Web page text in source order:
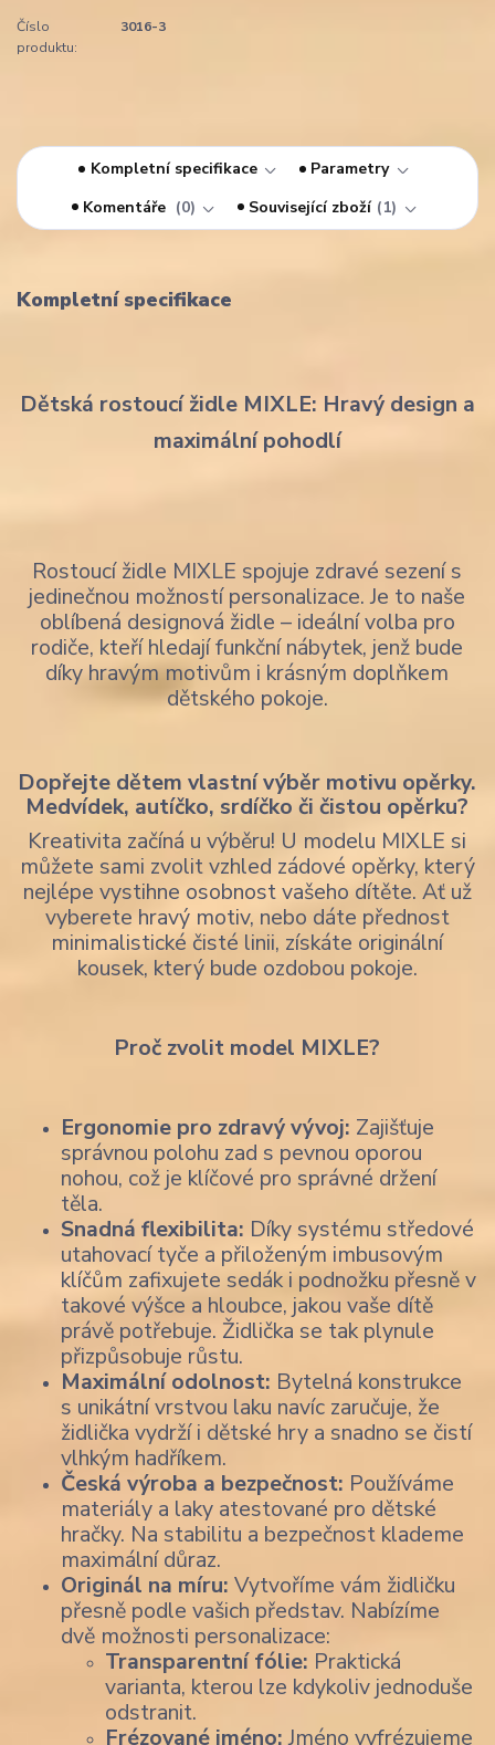
Číslo
produktu:
3016-3
Kompletní specifikace
Parametry
Komentáře
0 Související zboží 1
Kompletní specifikace
Dětská rostoucí židle MIXLE: Hravý design a
maximální pohodlí
Rostoucí židle MIXLE spojuje zdravé sezení s
jedinečnou možností personalizace. Je to naše
oblíbená designová židle – ideální volba pro
rodiče, kteří hledají funkční nábytek, jenž bude
díky hravým motivům i krásným doplňkem
dětského pokoje.
Dopřejte dětem vlastní výběr motivu opěrky.
Medvídek, autíčko, srdíčko či čistou opěrku?
Kreativita začíná u výběru! U modelu MIXLE si
můžete sami zvolit vzhled zádové opěrky, který
nejlépe vystihne osobnost vašeho dítěte. Ať už
vyberete hravý motiv, nebo dáte přednost
minimalistické čisté linii, získáte originální
kousek, který bude ozdobou pokoje.
Proč zvolit model MIXLE?
Ergonomie pro zdravý vývoj: Zajišťuje
správnou polohu zad s pevnou oporou
nohou, což je klíčové pro správné držení
těla.
Snadná flexibilita: Díky systému středové
utahovací tyče a přiloženým imbusovým
klíčům zafixujete sedák i podnožku přesně v
takové výšce a hloubce, jakou vaše dítě
právě potřebuje. Židlička se tak plynule
přizpůsobuje růstu.
Maximální odolnost: Bytelná konstrukce
s unikátní vrstvou laku navíc zaručuje, že
židlička vydrží i dětské hry a snadno se čistí
vlhkým hadříkem.
Česká výroba a bezpečnost: Používáme
materiály a laky atestované pro dětské
hračky. Na stabilitu a bezpečnost klademe
maximální důraz.
Originál na míru: Vytvoříme vám židličku
přesně podle vašich představ. Nabízíme
dvě možnosti personalizace:
Transparentní fólie: Praktická
varianta, kterou lze kdykoliv jednoduše
odstranit.
Frézované jméno:Jméno vyfrézujeme